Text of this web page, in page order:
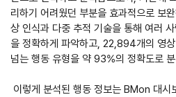
리하기 어려웠던 부분을 효과적으로 보
상 인식과 다중 추적 기술을 통해 여러
을 정확하게 파악하고, 22,894개의 영
넘는 행동 유형을 약 93%의 정확도로
이렇게 분석된 행동 정보는 BMon 대시